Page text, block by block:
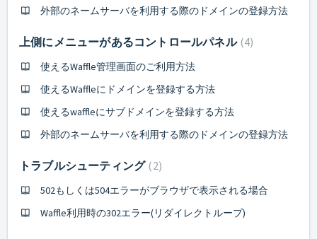
外部のネームサーバを利用する際のドメインの登録方法
上側にメニューがあるコントロールパネル 4
使えるWaffle管理画面のご利用方法
使えるWaffleにドメインを登録する方法
使えるwaffleにサブドメインを登録する方法
外部のネームサーバを利用する際のドメインの登録方法
トラブルシューティング 2
502もしくは504エラーがブラウザで表示される場合
Waffle利用時の302エラー(リダイレクトループ)